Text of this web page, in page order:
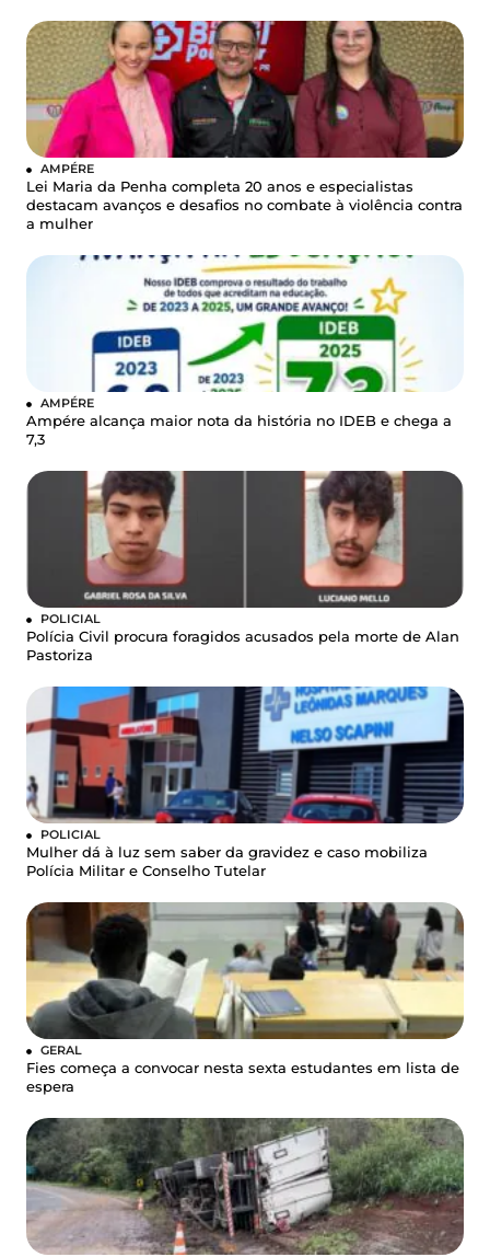
AMPÉRE
Lei Maria da Penha completa 20 anos e especialistas
destacam avanços e desafios no combate à violência contra
a mulher
AMPÉRE
Ampére alcança maior nota da história no IDEB e chega a
7,3
POLICIAL
Polícia Civil procura foragidos acusados pela morte de Alan
Pastoriza
POLICIAL
Mulher dá à luz sem saber da gravidez e caso mobiliza
Polícia Militar e Conselho Tutelar
GERAL
Fies começa a convocar nesta sexta estudantes em lista de
espera